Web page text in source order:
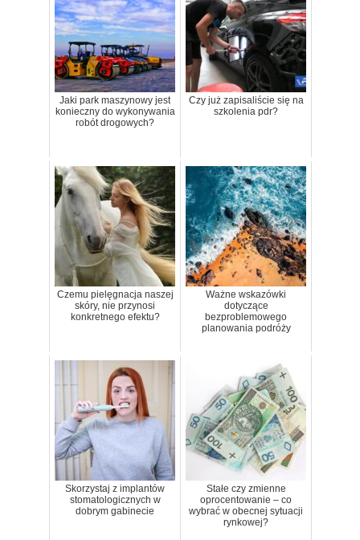
Jaki park maszynowy jest
konieczny do wykonywania
robót drogowych?
Czy już zapisaliście się na
szkolenia pdr?
Czemu pielęgnacja naszej
skóry, nie przynosi
konkretnego efektu?
Ważne wskazówki
dotyczące
bezproblemowego
planowania podróży
Skorzystaj z implantów
stomatologicznych w
dobrym gabinecie
Stałe czy zmienne
oprocentowanie – co
wybrać w obecnej sytuacji
rynkowej?